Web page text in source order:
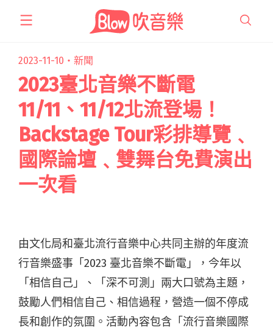
2023-11-10・ 新聞
2023臺北音樂不斷電
11/11、11/12北流登場！
Backstage Tour彩排導覽﹑
國際論壇﹑雙舞台免費演出
一次看
由文化局和臺北流行音樂中心共同主辦的年度流
行音樂盛事「2023 臺北音樂不斷電」，今年以
「相信自己」、「深不可測」兩大口號為主題，
鼓勵人們相信自己、相信過程，營造一個不停成
長和創作的氛圍。活動內容包含「流行音樂國際